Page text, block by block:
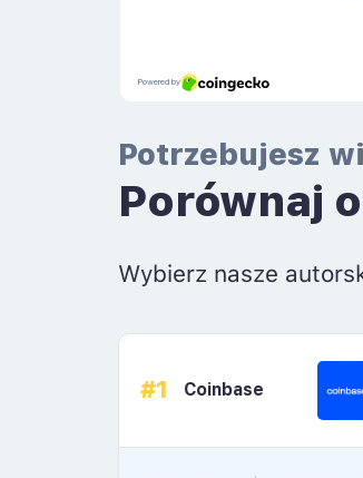
Potrzebujesz
Porównaj
Wybierz nasze
#1 Coinbase